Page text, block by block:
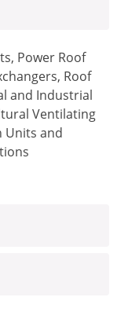
Power Roof
Roof
and Industrial
Ventilating
Units and